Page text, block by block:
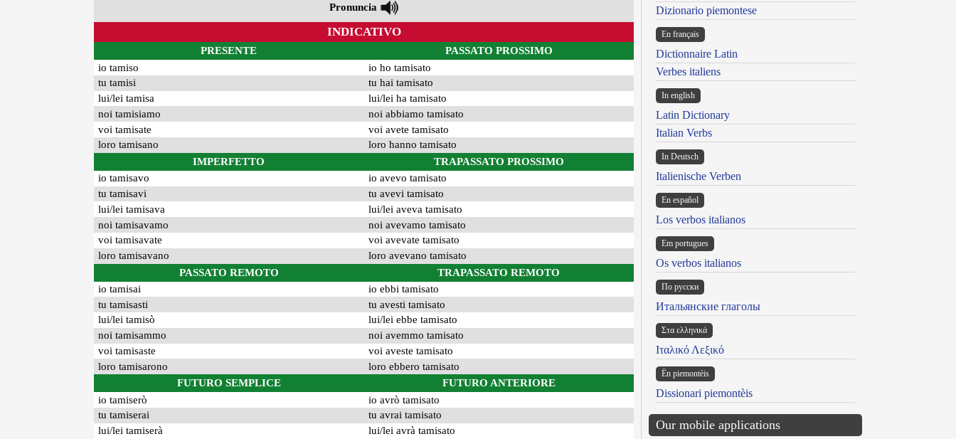
Pronuncia
INDICATIVO
PRESENTE
io tamiso
tu tamisi
lui/lei tamisa
noi tamisiamo
voi tamisate
loro tamisano
IMPERFETTO
io tamisavo
tu tamisavi
lui/lei tamisava
noi tamisavamo
voi tamisavate
loro tamisavano
PASSATO REMOTO
io tamisai
tu tamisasti
lui/lei tamisò
noi tamisammo
voi tamisaste
loro tamisarono
FUTURO SEMPLICE
io tamiserò
tu tamiserai
lui/lei tamiserà
PASSATO PROSSIMO
io ho tamisato
tu hai tamisato
lui/lei ha tamisato
noi abbiamo tamisato
voi avete tamisato
loro hanno tamisato
TRAPASSATO PROSSIMO
io avevo tamisato
tu avevi tamisato
lui/lei aveva tamisato
noi avevamo tamisato
voi avevate tamisato
loro avevano tamisato
TRAPASSATO REMOTO
io ebbi tamisato
tu avesti tamisato
lui/lei ebbe tamisato
noi avemmo tamisato
voi aveste tamisato
loro ebbero tamisato
FUTURO ANTERIORE
io avrò tamisato
tu avrai tamisato
lui/lei avrà tamisato
Dizionario piemontese
En français
Dictionnaire Latin
Verbes italiens
In english
Latin Dictionary
Italian Verbs
In Deutsch
Italienische Verben
En español
Los verbos italianos
Em portugues
Os verbos italianos
По русски
Итальянские глаголы
Στα ελληνικά
Ιταλικό Λεξικό
Ën piemontèis
Dissionari piemontèis
Our mobile applications